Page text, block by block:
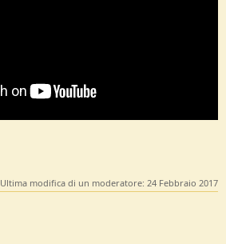
Ultima modifica di un moderatore: 24 Febbraio 2017